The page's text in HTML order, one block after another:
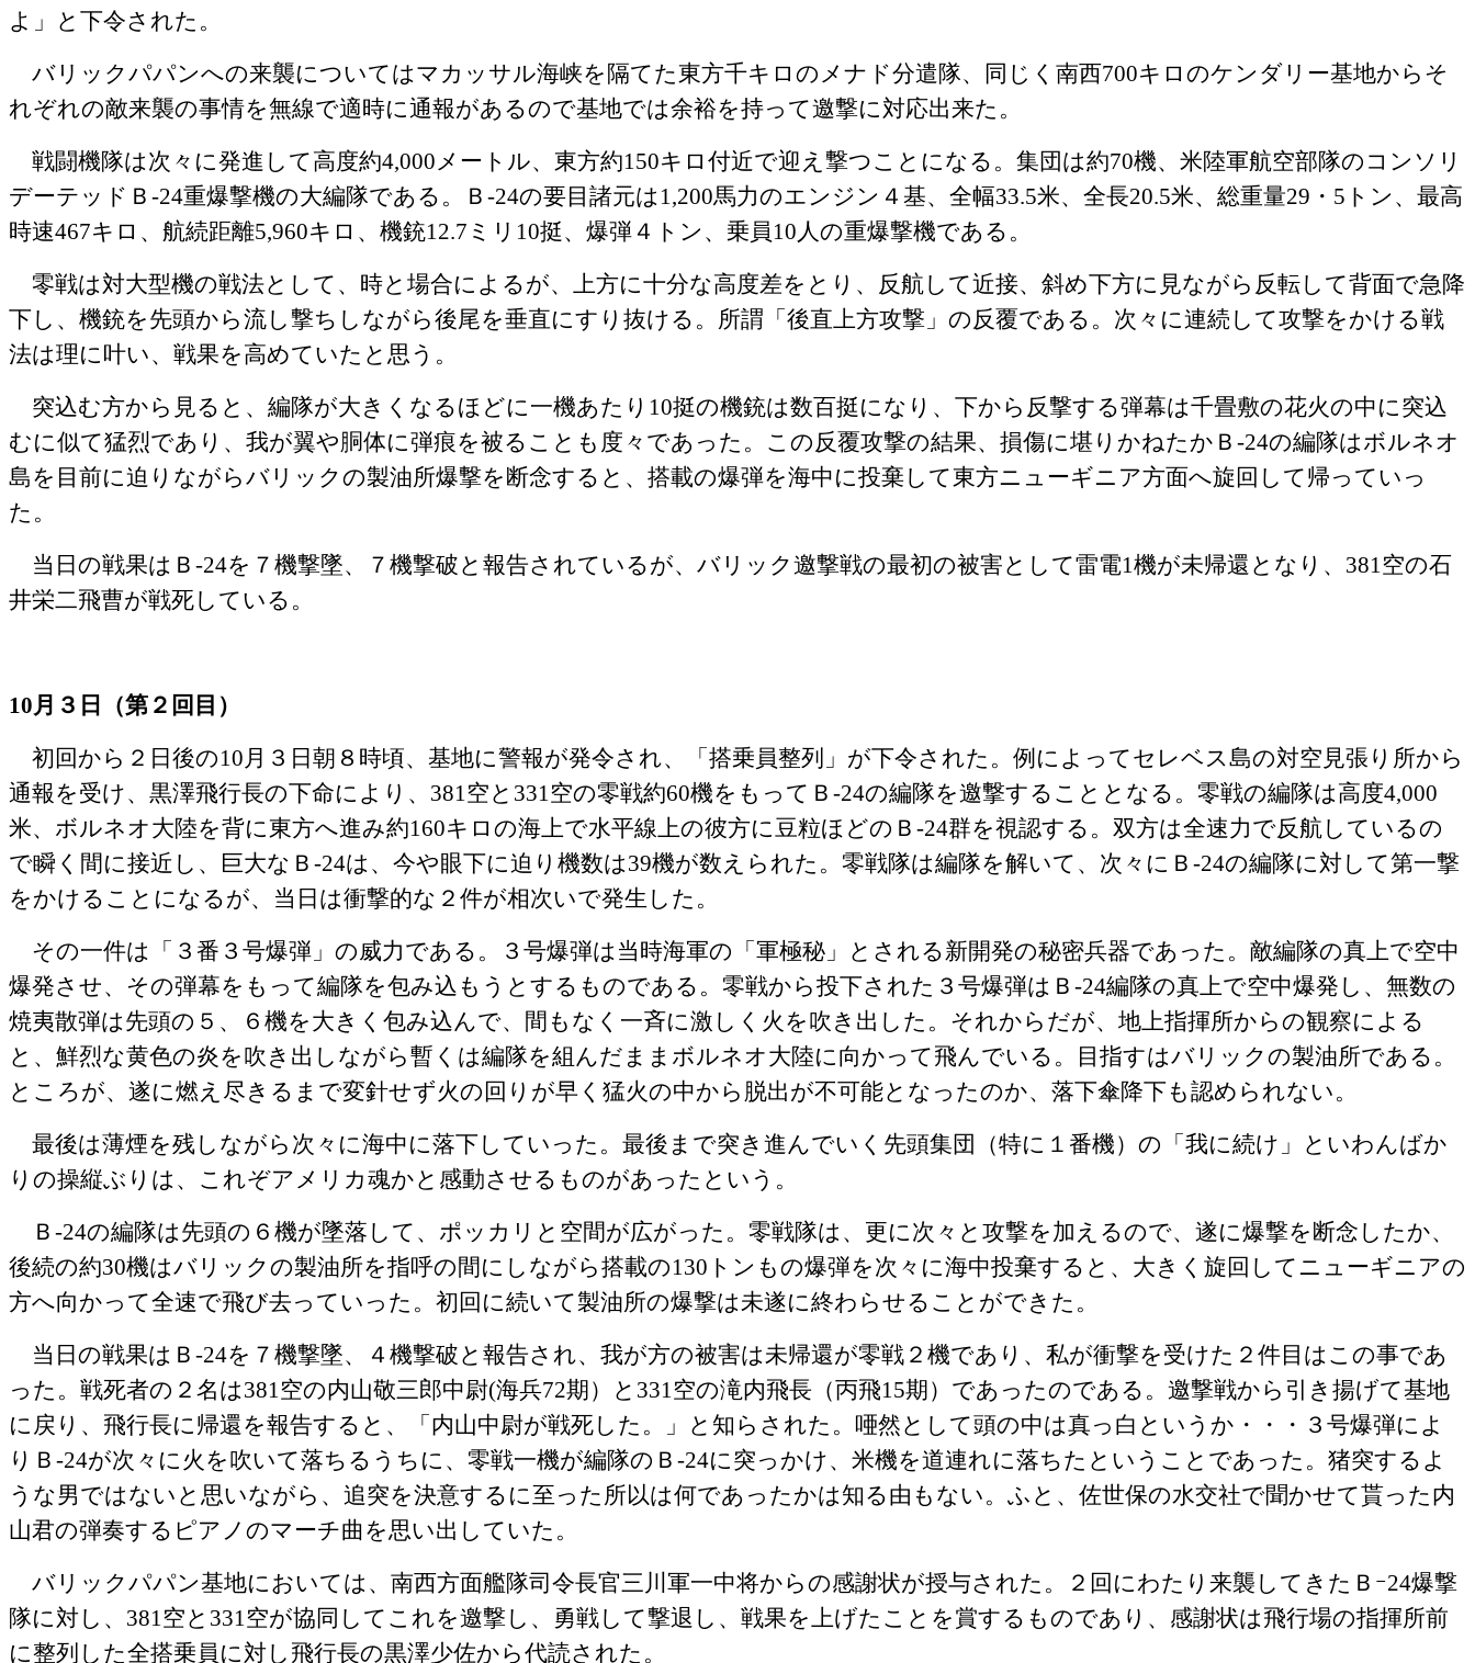
よ」と下令された。
バリックパパンへの来襲についてはマカッサル海峡を隔てた東方千キロのメナド分遣隊、同じく南西700キロのケンダリー基地からそ
れぞれの敵来襲の事情を無線で適時に通報があるので基地では余裕を持って邀撃に対応出来た。
戦闘機隊は次々に発進して高度約4,000メートル、東方約150キロ付近で迎え撃つことになる。集団は約70機、米陸軍航空部隊のコンソリ
デーテッドＢ‐24重爆撃機の大編隊である。Ｂ‐24の要目諸元は1,200馬力のエンジン４基、全幅33.5米、全長20.5米、総重量29 ・ 5 トン、最高
時速467キロ、航続距離5,960キロ、機銃12.7 ミリ 10挺、爆弾４トン、乗員 10人の重爆撃機である。
零戦は対大型機の戦法として、時と場合によるが、上方に十分な高度差をとり、反航して近接、斜め下方に見ながら反転して背面で急降
下し、機銃を先頭から流し撃ちしながら後尾を垂直にすり抜ける。所謂「後直上方攻撃」の反覆である。次々に連続して攻撃をかける戦
法は理に叶い、戦果を高めていたと思う。
突込む方から見ると、編隊が大きくなるほどに一機あたり 10挺の機銃は数百挺になり、下から反撃する弾幕は千畳敷の花火の中に突込
むに似て猛烈であり、我が翼や胴体に弾痕を被ることも度々であった。この反覆攻撃の結果、損傷に堪りかねたかＢ‐24の編隊はボルネオ
島を目前に迫りながらバリックの製油所爆撃を断念すると、搭載の爆弾を海中に投棄して東方ニューギニア方面へ旋回して帰っていっ
た。
当日の戦果はＢ‐24を７機撃墜、７機撃破と報告されているが、バリック邀撃戦の最初の被害として雷電1機が未帰還となり、 381空の石
井栄二飛曹が戦死している。
10月３日（第２回目）
初回から２日後の10月３日朝８時頃、基地に警報が発令され、「搭乗員整列」が下令された。例によってセレベス島の対空見張り所から
通報を受け、黒澤飛行長の下命により、 381空と 331空の零戦約60機をもってＢ‐24の編隊を邀撃することとなる。零戦の編隊は高度4,000
米、ボルネオ大陸を背に東方へ進み約160キロの海上で水平線上の彼方に豆粒ほどのＢ -24群を視認する。双方は全速力で反航しているの
で瞬く間に接近し、巨大なＢ -24は、今や眼下に迫り機数は39機が数えられた。零戦隊は編隊を解いて、次々にＢ‐24の編隊に対して第一撃
をかけることになるが、当日は衝撃的な２件が相次いで発生した。
その一件は「３番３号爆弾」の威力である。３号爆弾は当時海軍の「軍極秘」とされる新開発の秘密兵器であった。敵編隊の真上で空中
爆発させ、その弾幕をもって編隊を包み込もうとするものである。零戦から投下された３号爆弾はＢ‐24編隊の真上で空中爆発し、無数の
焼夷散弾は先頭の５、６機を大きく包み込んで、間もなく一斉に激しく火を吹き出した。それからだが、地上指揮所からの観察による
と、鮮烈な黄色の炎を吹き出しながら暫くは編隊を組んだままボルネオ大陸に向かって飛んでいる。目指すはバリックの製油所である。
ところが、遂に燃え尽きるまで変針せず火の回りが早く猛火の中から脱出が不可能となったのか、落下傘降下も認められない。
最後は薄煙を残しながら次々に海中に落下していった。最後まで突き進んでいく先頭集団（特に１番機）の「我に続け」といわんばか
りの操縦ぶりは、これぞアメリカ魂かと感動させるものがあったという。
Ｂ‐24の編隊は先頭の６機が墜落して、ポッカリと空間が広がった。零戦隊は、更に次々と攻撃を加えるので、遂に爆撃を断念したか、
後続の約30機はバリックの製油所を指呼の間にしながら搭載の130 トンもの爆弾を次々に海中投棄すると、大きく旋回してニューギニアの
方へ向かって全速で飛び去っていった。初回に続いて製油所の爆撃は未遂に終わらせることができた。
当日の戦果はＢ‐24を７機撃墜、４機撃破と報告され、我が方の被害は未帰還が零戦２機であり、私が衝撃を受けた２件目はこの事であ
った。戦死者の２名は381空の内山敬三郎中尉(海兵72期）と 331空の滝内飛長（丙飛15期）であったのである。邀撃戦から引き揚げて基地
に戻り、飛行長に帰還を報告すると、「内山中尉が戦死した。」と知らされた。唖然として頭の中は真っ白というか・・・３号爆弾によ
りＢ‐24が次々に火を吹いて落ちるうちに、零戦一機が編隊のＢ‐24に突っかけ、米機を道連れに落ちたということであった。猪突するよ
うな男ではないと思いながら、追突を決意するに至った所以は何であったかは知る由もない。ふと、佐世保の水交社で聞かせて貰った内
山君の弾奏するピアノのマーチ曲を思い出していた。
バリックパパン基地においては、南西方面艦隊司令長官三川軍一中将からの感謝状が授与された。２回にわたり来襲してきたＢｰ24爆撃
隊に対し、 381空と 331空が協同してこれを邀撃し、勇戦して撃退し、戦果を上げたことを賞するものであり、感謝状は飛行場の指揮所前
に整列した全搭乗員に対し飛行長の黒澤少佐から代読された。